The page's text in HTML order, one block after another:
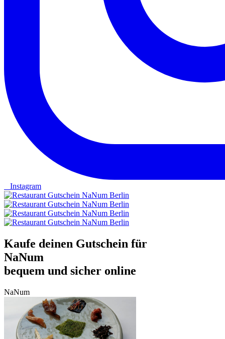
Instagram
Kaufe deinen Gutschein für
NaNum
bequem und sicher online
NaNum